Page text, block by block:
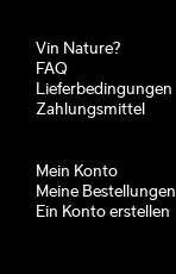
Vin Nature?
FAQ
Lieferbedingungen
Zahlungsmittel
Mein Konto
Meine Bestellungen
Ein Konto erstellen